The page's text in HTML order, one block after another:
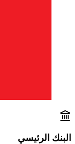
البنك الرئيسي